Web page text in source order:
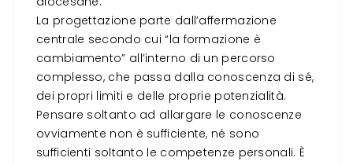
La progettazione parte dall’affermazione
centrale secondo cui “la formazione è
cambiamento” all’interno di un percorso
complesso, che passa dalla conoscenza di sé,
dei propri limiti e delle proprie potenzialità.
Pensare soltanto ad allargare le conoscenze
ovviamente non è sufficiente, né sono
sufficienti soltanto le competenze personali. È